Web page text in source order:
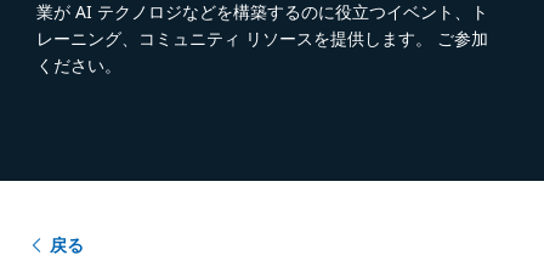
業が AI テクノロジなどを構築するのに役立つイベント、ト
レーニング、コミュニティ リソースを提供します。 ご参加
ください。
戻る